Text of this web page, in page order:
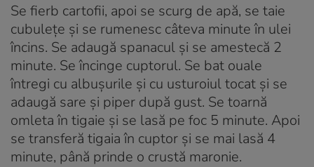
Se fierb cartofii, apoi se scurg de apă, se taie
cubuleţe şi se rumenesc câteva minute în ulei
încins. Se adaugă spanacul şi se amestecă 2
minute. Se încinge cuptorul. Se bat ouale
întregi cu albuşurile şi cu usturoiul tocat şi se
adaugă sare şi piper după gust. Se toarnă
omleta în tigaie şi se lasă pe foc 5 minute. Apoi
se transferă tigaia în cuptor şi se mai lasă 4
minute, până prinde o crustă maronie.